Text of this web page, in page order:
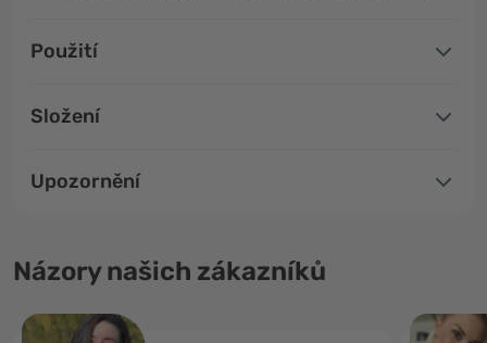
Použití
Složení
Upozornění
Názory našich zákazníků